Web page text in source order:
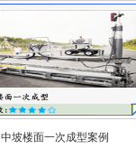
中坡楼面一次成型案例